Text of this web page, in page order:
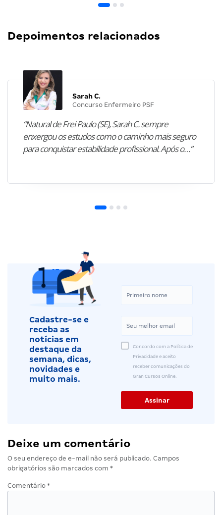
Depoimentos relacionados
Sarah C.
Concurso Enfermeiro PSF
“Natural de Frei Paulo (SE), Sarah C. sempre
enxergou os estudos como o caminho mais seguro
para conquistar estabilidade profissional. Após o…”
Cadastre-se e
receba as
notícias em
destaque da
semana, dicas,
novidades e
muito mais.
Concordo com a Política de
Privacidade e aceito
receber comunicações do
Gran Cursos Online.
Deixe um comentário
O seu endereço de e-mail não será publicado. Campos
obrigatórios são marcados com *
Comentário *